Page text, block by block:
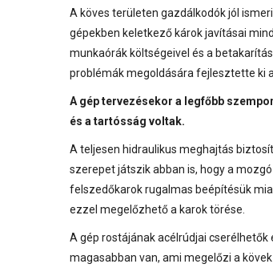
A köves területen gazdálkodók jól
gépekben keletkező károk javításai
munkaórák költségeivel és a
problémák megoldására fejlesztette ki
A gép tervezésekor a legfőbb
és a tartósság voltak.
A teljesen hidraulikus meghajtás
szerepet játszik abban is, hogy a
felszedőkarok rugalmas beépítésük
ezzel megelőzhető a karok törése.
A gép rostájának acélrúdjai
magasabban van, ami megelőzi a